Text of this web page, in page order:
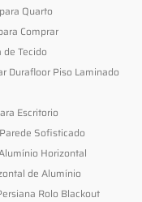
Quarto
Comprar
de Tecido
Durafloor Piso Laminado
Escritorio
Sofisticado
Horizontal
de Alumínio
Rolo Blackout